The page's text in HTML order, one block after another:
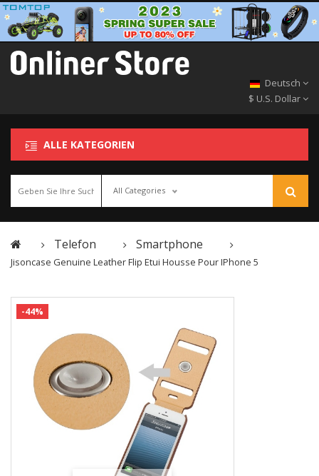
Deutsch
$ U.S. Dollar
ALLE KATEGORIEN
All Categories
Telefon Smartphone
Jisoncase Genuine Leather Flip Etui Housse Pour IPhone 5
-44%